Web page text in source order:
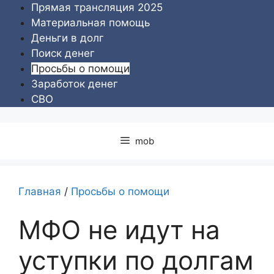
Перейти
содержимому
Прямая трансляция 2025
Материальная помощь
Деньги в долг
Поиск денег
Просьбы о помощи
Заработок денег
СВО
mob
Главная / Просьбы о помощи
МФО не идут на
уступки по долгам